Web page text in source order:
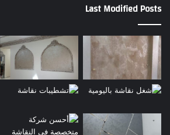
Last Modified Posts